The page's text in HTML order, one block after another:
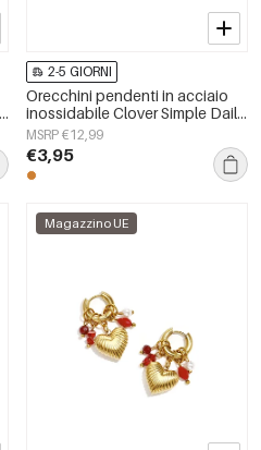
2-5 GIORNI
Orecchini pendenti in acciaio
inossidabile Clover Simple Daily
Simple Series Gioielli da donna
MSRP €12,99
€3,95
Magazzino UE